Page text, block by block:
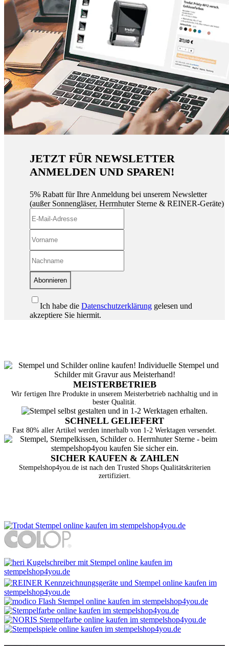
JETZT FÜR NEWSLETTER
ANMELDEN UND SPAREN!
5% Rabatt für Ihre Anmeldung bei unserem Newsletter
(außer Sonnengläser, Herrnhuter Sterne & REINER-Geräte)
Abonnieren
Ich habe die Datenschutzerklärung gelesen und
akzeptiere Sie hiermit.
MEISTERBETRIEB
Wir fertigen Ihre Produkte in unserem Meisterbetrieb nachhaltig und in
bester Qualität.
SCHNELL GELIEFERT
Fast 80% aller Artikel werden innerhalb von 1-2 Werktagen versendet.
SICHER KAUFEN & ZAHLEN
Stempelshop4you.de ist nach den Trusted Shops Qualitätskriterien
zertifiziert.